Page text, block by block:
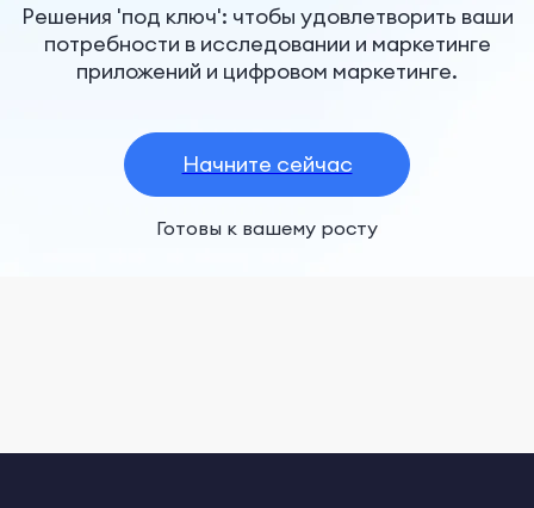
Решения 'под ключ': чтобы удовлетворить ваши
потребности в исследовании и маркетинге
приложений и цифровом маркетинге.
Начните сейчас
Готовы к вашему росту